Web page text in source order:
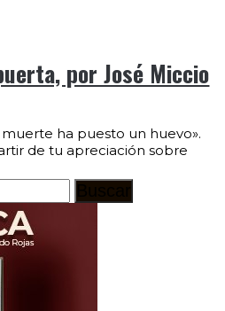
por José Miccio
ha puesto un huevo».
de tu apreciación sobre